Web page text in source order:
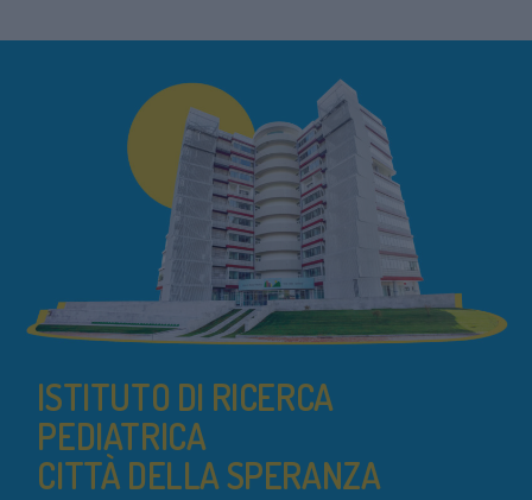
ISTITUTO DI RICERCA
PEDIATRICA
CITTÀ DELLA SPERANZA